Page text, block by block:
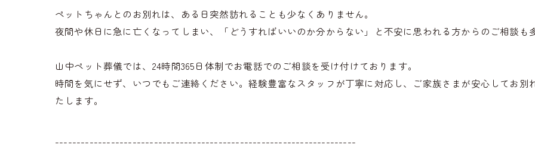
ペットちゃんとのお別れは、ある日突然訪れることも少なくありません。
夜間や休日に急に亡くなってしまい、「どうすればいいのか分からない」と不安に思われる方からのご相談も
山中ペット葬儀では、24時間365日体制でお電話でのご相談を受け付けております。
時間を気にせず、いつでもご連絡ください。経験豊富なスタッフが丁寧に対応し、ご家族さまが安心してお
たします。
----------------------------------------------------------------------